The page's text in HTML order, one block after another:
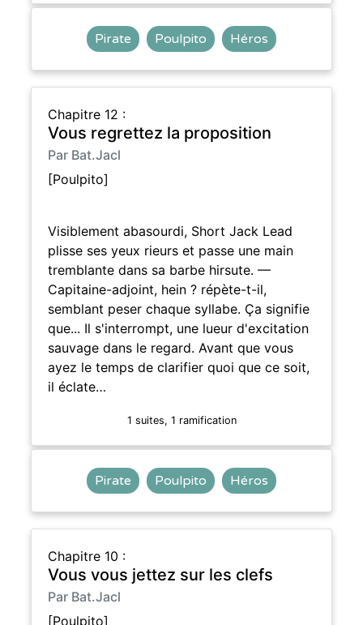
Pirate Poulpito Héros
Chapitre 12 :
Vous regrettez la proposition
Par Bat.Jacl
[Poulpito]
Visiblement abasourdi, Short Jack Lead
plisse ses yeux rieurs et passe une main
tremblante dans sa barbe hirsute. —
Capitaine-adjoint, hein ? répète-t-il,
semblant peser chaque syllabe. Ça signifie
que... Il s'interrompt, une lueur d'excitation
sauvage dans le regard. Avant que vous
ayez le temps de clarifier quoi que ce soit,
il éclate…
1 suites, 1 ramification
Pirate Poulpito Héros
Chapitre 10 :
Vous vous jettez sur les clefs
Par Bat.Jacl
[Poulpito]